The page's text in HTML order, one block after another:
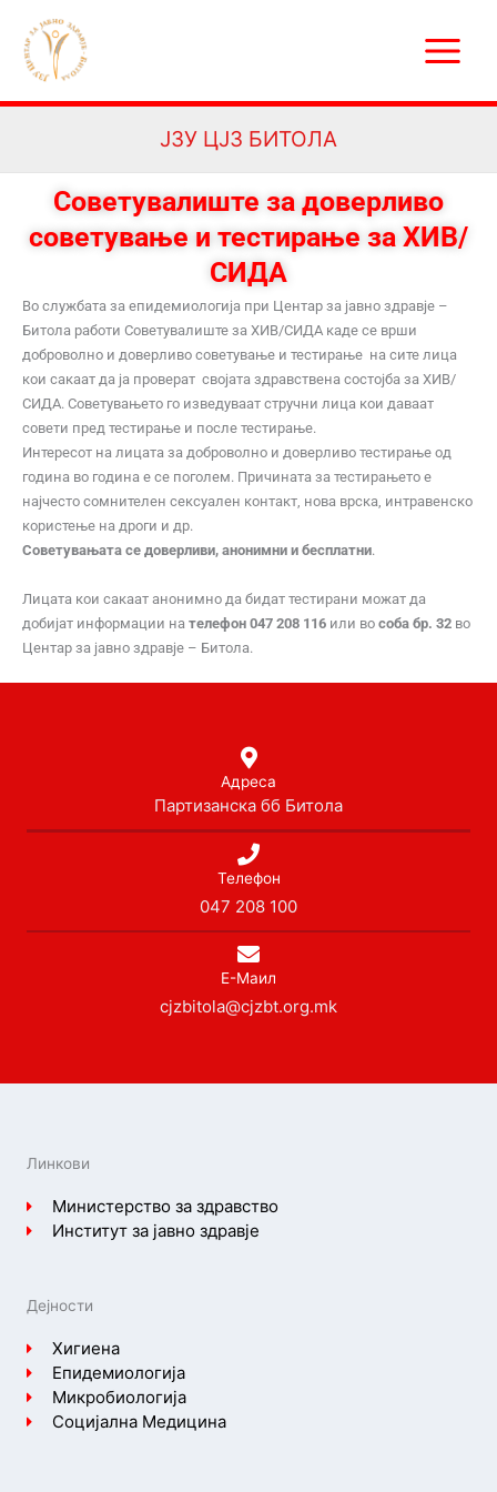
content
Menu
ЈЗУ ЦЈЗ БИТОЛА
Советувалиште за доверливо
советување и тестирање за ХИВ/
СИДА
Во службата за епидемиологија при Центар за јавно здравје –
Битола работи Советувалиште за ХИВ/СИДА каде се врши
доброволно и доверливо советување и тестирање на сите лица
кои сакаат да ја проверат својата здравствена состојба за ХИВ/
СИДА. Советувањето го изведуваат стручни лица кои даваат
совети пред тестирање и после тестирање.
Интересот на лицата за доброволно и доверливо тестирање од
година во година е се поголем. Причината за тестирањето е
најчесто сомнителен сексуален контакт, нова врска, интравенско
користење на дроги и др.
Советувањата се доверливи, анонимни и бесплатни.
Лицата кои сакаат анонимно да бидат тестирани можат да
добијат информации на телефон 047 208 116 или во соба бр. 32 во
Центар за јавно здравје – Битола.
Адреса
Партизанска бб Битола
Телефон
047 208 100
Е-Маил
cjzbitola@cjzbt.org.mk
Линкови
Министерство за здравство
Институт за јавно здравје
Дејности
Хигиена
Епидемиологија
Микробиологија
Социјална Медицина